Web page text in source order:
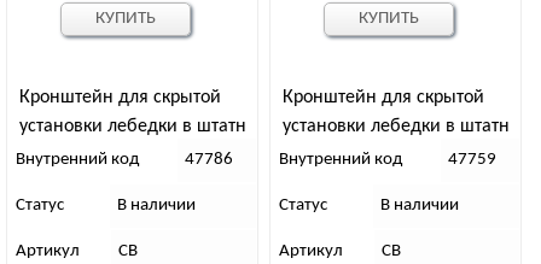
Кронштейн для скрытой
установки лебедки в штатн
бампер Патриот, дорестайл,
Внутренний код 47786
Статус В наличии
Артикул СВ
КУПИТЬ
Кронштейн для скрытой
установки лебедки в штатн
бампер Патриот, дорестайл,
Внутренний код 47759
Статус В наличии
Артикул СВ
КУПИТЬ